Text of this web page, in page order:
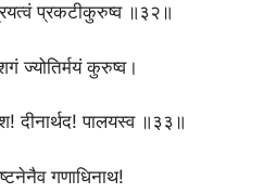
प्रकटीकुरुष्व ॥३२॥
ज्योतिर्मयं कुरुष्व।
दीनार्थद! पालयस्व ॥३३॥
गणाधिनाथ!